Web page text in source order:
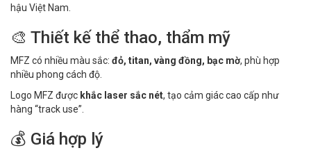
hậu Việt Nam.
🎨 Thiết kế thể thao, thẩm mỹ
MFZ có nhiều màu sắc: đỏ, titan, vàng đồng, bạc mờ, phù hợp
nhiều phong cách độ.
Logo MFZ được khắc laser sắc nét, tạo cảm giác cao cấp như
hàng “track use”.
💰 Giá hợp lý